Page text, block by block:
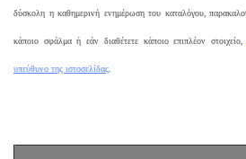
δύσκολη η καθημερινή ενημέρωση του καταλόγου,
κάποιο σφάλμα ή εάν διαθέτετε κάποιο επιπλέον στοιχείο,
υπεύθυνο της ιστοσελίδας